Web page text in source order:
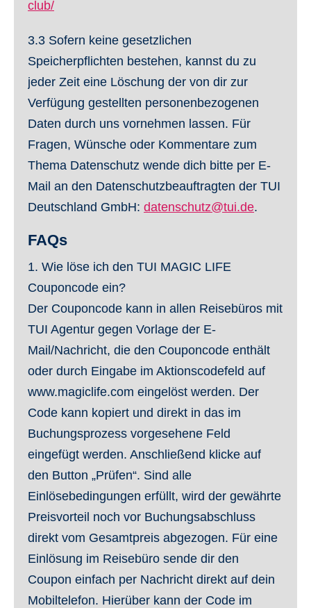
club/
3.3 Sofern keine gesetzlichen
Speicherpflichten bestehen, kannst du zu
jeder Zeit eine Löschung der von dir zur
Verfügung gestellten personenbezogenen
Daten durch uns vornehmen lassen. Für
Fragen, Wünsche oder Kommentare zum
Thema Datenschutz wende dich bitte per E-
Mail an den Datenschutzbeauftragten der TUI
Deutschland GmbH: datenschutz@tui.de.
FAQs
1. Wie löse ich den TUI MAGIC LIFE
Couponcode ein?
Der Couponcode kann in allen Reisebüros mit
TUI Agentur gegen Vorlage der E-
Mail/Nachricht, die den Couponcode enthält
oder durch Eingabe im Aktionscodefeld auf
www.magiclife.com eingelöst werden. Der
Code kann kopiert und direkt in das im
Buchungsprozess vorgesehene Feld
eingefügt werden. Anschließend klicke auf
den Button „Prüfen“. Sind alle
Einlösebedingungen erfüllt, wird der gewährte
Preisvorteil noch vor Buchungsabschluss
direkt vom Gesamtpreis abgezogen. Für eine
Einlösung im Reisebüro sende dir den
Coupon einfach per Nachricht direkt auf dein
Mobiltelefon. Hierüber kann der Code im